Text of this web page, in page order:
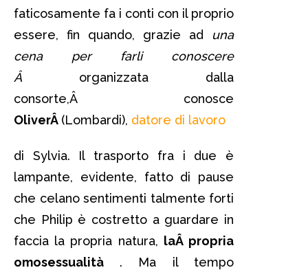
faticosamente fa i conti con il proprio
essere, fin quando, grazie ad una
cena per farli conoscere
Â organizzata dalla
consorte,Â conosce
OliverÂ (Lombardi), datore di lavoro
di Sylvia. Il trasporto fra i due è
lampante, evidente, fatto di pause
che celano sentimenti talmente forti
che Philip è costretto a guardare in
faccia la propria natura, laÂ propria
omosessualità . Ma il tempo